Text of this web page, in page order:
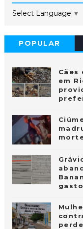
Select Language ▼
POPULAR
Cães
em